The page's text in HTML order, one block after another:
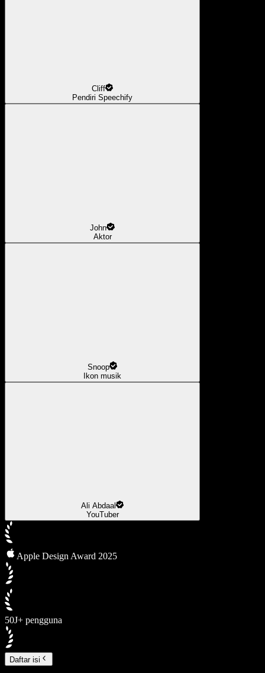
Cliff
Pendiri Speechify
John
Aktor
Snoop
Ikon musik
Ali Abdaal
YouTuber
Apple Design Award 2025
50J+ pengguna
Daftar isi